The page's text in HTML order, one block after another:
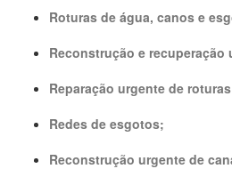
Roturas de água, canos e
Reconstrução e recuperação
Reparação urgente de
Redes de esgotos;
Reconstrução urgente de